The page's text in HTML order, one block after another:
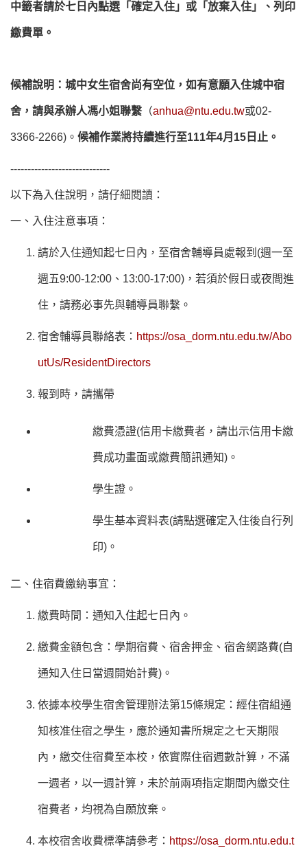
中籤者請於七日內點選「確定入住」或「放棄入住」、列印
繳費單。
候補說明： 城中女生宿舍尚有空位，如有意願入住城中宿
舍，請與承辦人馮小姐聯繫 （anhua@ntu.edu.tw或02-
3366-2266)。 候補作業將持續進行至111年4月15日止。
-----------------------------
以下為入住說明，請仔細閱讀：
一、入住注意事項：
請於入住通知起七日內，至宿舍輔導員處報到(週一至
週五9:00-12:00、13:00-17:00)，若須於假日或夜間進
住，請務必事先與輔導員聯繫。
宿舍輔導員聯絡表： https://osa_dorm.ntu.edu.tw/Abo
utUs/ResidentDirectors
報到時，請攜帶
繳費憑證(信用卡繳費者，請出示信用卡繳
費成功畫面或繳費簡訊通知)。
學生證。
學生基本資料表(請點選確定入住後自行列
印)。
二、住宿費繳納事宜：
繳費時間：通知入住起七日內。
繳費金額包含：學期宿費、宿舍押金、宿舍網路費(自
通知入住日當週開始計費)。
依據本校學生宿舍管理辦法第15條規定：經住宿組通
知核准住宿之學生，應於通知書所規定之七天期限
內，繳交住宿費至本校，依實際住宿週數計算，不滿
一週者，以一週計算，未於前兩項指定期間內繳交住
宿費者，均視為自願放棄。
本校宿舍收費標準請參考： https://osa_dorm.ntu.edu.t